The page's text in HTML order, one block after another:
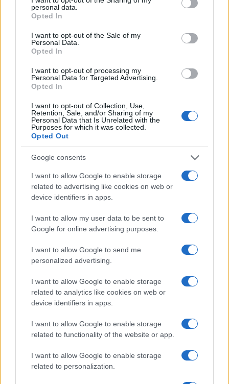
grant or deny consent to Google and its third-party tags to
use your data for below specified purposes in below Google
consent section.
personal data.
Opted In
I want to opt-out of the Sale of my
Personal Data.
Opted In
I want to opt-out of processing my
Personal Data for Targeted Advertising.
Opted In
I want to opt-out of Collection, Use,
Retention, Sale, and/or Sharing of my
Personal Data that Is Unrelated with the
Purposes for which it was collected.
Opted Out
Google consents
I want to allow Google to enable storage
related to advertising like cookies on web or
device identifiers in apps.
I want to allow my user data to be sent to
Google for online advertising purposes.
I want to allow Google to send me
personalized advertising.
I want to allow Google to enable storage
related to analytics like cookies on web or
device identifiers in apps.
I want to allow Google to enable storage
related to functionality of the website or app.
I want to allow Google to enable storage
related to personalization.
integrálódott magyar zsidóságot, egyfajta
kulturális zsidó identitást képvisel,
öndefiníciója szerint értékalapon.” Ugyanez
volt az álláspontja pártállami elődjének, a
MIOK-nak is (Magyar Izraeliták Országos
Képviselete), amikor a múlt század hetvenes
ugyanennyi briszre (fiú csecsemők
körülmetélése) került sor az akkor mintegy
nyolcvan-százezer főre becsült magyar
zsidóságban. Az amúgy fontos kulturális
identitásról, mely a vallás nélkül nem sokat
ér, eszembe jut egy azóta meghalt, ősei
hitétől elfordult költőnő jelszava a
intézményeknek végleg befellegzett: „Zsidók,
gyülekezzetek a kávéházakban!”
Erkölcsileg kétes ügyletek és csalások,
például az idegenforgalmi bevétel után
folyósított, közel százmilliós „sikerdíj”, vagy
a 120 millió forintos sikkasztás a Rumbach
utcai zsinagóga felújításakor, melynek
ügyében még folyik a nyomozás, feltehetőleg
régebben is voltak a MAZSIHISZ-ben. Heisler
ezekre szót sem veszteget, viszont a MANCS
cikkében minden konkrétum nélkül milliárdos